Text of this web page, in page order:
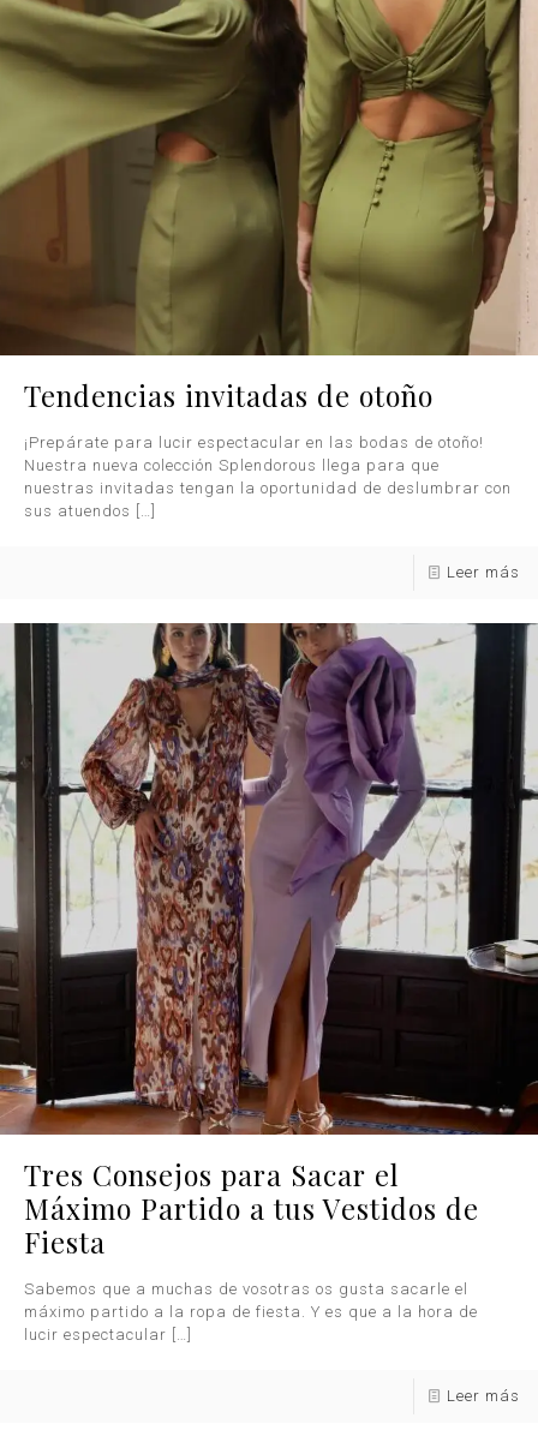
Tendencias invitadas de otoño
¡Prepárate para lucir espectacular en las bodas de otoño!
Nuestra nueva colección Splendorous llega para que
nuestras invitadas tengan la oportunidad de deslumbrar con
sus atuendos
[…]
Leer más
Tres Consejos para Sacar el
Máximo Partido a tus Vestidos de
Fiesta
Sabemos que a muchas de vosotras os gusta sacarle el
máximo partido a la ropa de fiesta. Y es que a la hora de
lucir espectacular […]
Leer más